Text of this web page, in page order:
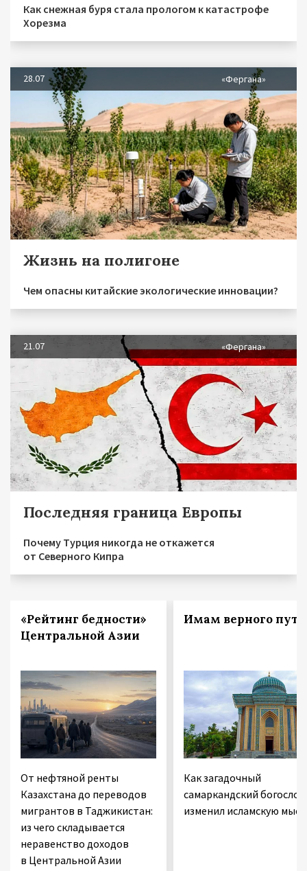
Как снежная буря стала прологом к катастрофе
Хорезма
28.07 «Фергана»
Жизнь на полигоне
Чем опасны китайские экологические инновации?
21.07 «Фергана»
Последняя граница Европы
Почему Турция никогда не откажется
от Северного Кипра
«Рейтинг бедности»
Центральной Азии
От нефтяной ренты
Казахстана до переводов
мигрантов в Таджикистан:
из чего складывается
неравенство доходов
в Центральной Азии
Имам верного пути
Как загадочный
самаркандский богослов
изменил исламскую